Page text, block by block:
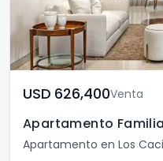
USD	626,400Venta
Apartamento en Los